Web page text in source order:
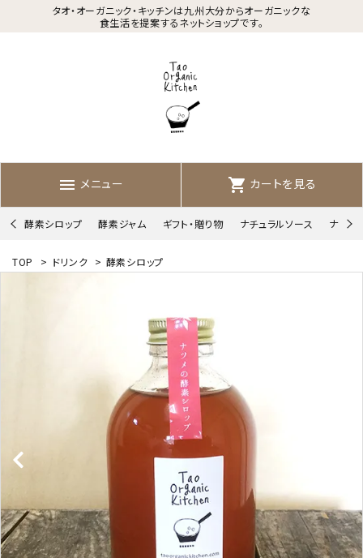
タオ・オーガニック・キッチンは九州大分からオーガニックな
食生活を提案するネットショップです。
menu メニュー shopping_cart カートを見る
酵素シロップ 酵素ジャム ギフト・贈り物 ナチュラルソース ナチュ
TOP > ドリンク > 酵素シロップ